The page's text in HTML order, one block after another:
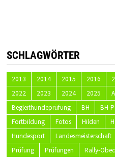
SCHLAGWÖRTER
2013 2014 2015 2016
2022
2023 2024 2025
Begleithundeprüfung
BH BH-
Fortbildung
Fotos Hilden
Hundesport
Landesmeisterschaft
Prüfung
Prüfungen Rally-